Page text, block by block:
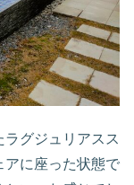
グジュリアスス
アに座った状態で